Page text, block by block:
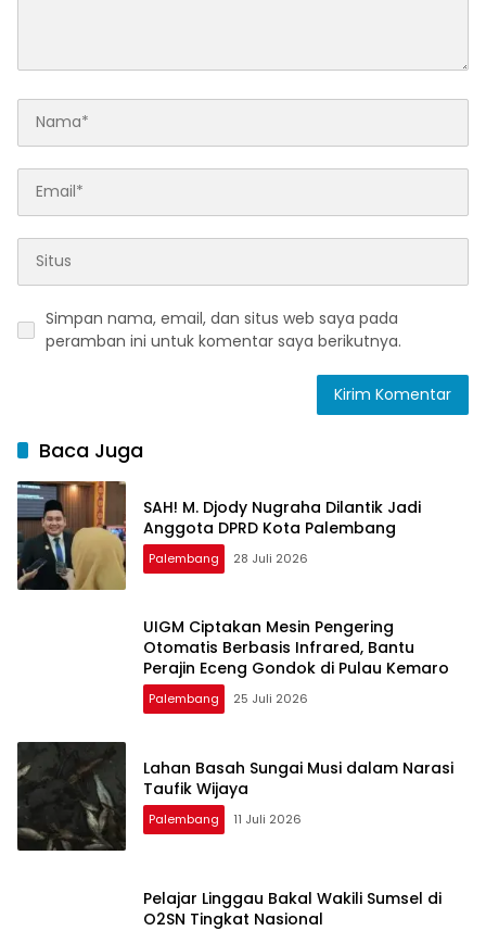
Simpan nama, email, dan situs web saya pada
peramban ini untuk komentar saya berikutnya.
Baca Juga
SAH! M. Djody Nugraha Dilantik Jadi
Anggota DPRD Kota Palembang
Palembang 28 Juli 2026
UIGM Ciptakan Mesin Pengering
Otomatis Berbasis Infrared, Bantu
Perajin Eceng Gondok di Pulau Kemaro
Palembang 25 Juli 2026
Lahan Basah Sungai Musi dalam Narasi
Taufik Wijaya
Palembang 11 Juli 2026
Pelajar Linggau Bakal Wakili Sumsel di
O2SN Tingkat Nasional